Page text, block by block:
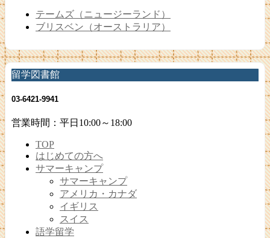
テームズ（ニュージーランド）
ブリスベン（オーストラリア）
留学図書館
03-6421-9941
営業時間：平日10:00～18:00
TOP
はじめての方へ
サマーキャンプ
サマーキャンプ
アメリカ・カナダ
イギリス
スイス
語学留学